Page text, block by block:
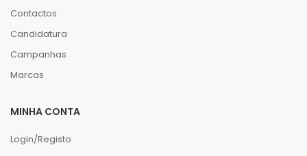
Contactos
Candidatura
Campanhas
Marcas
MINHA CONTA
Login/Registo